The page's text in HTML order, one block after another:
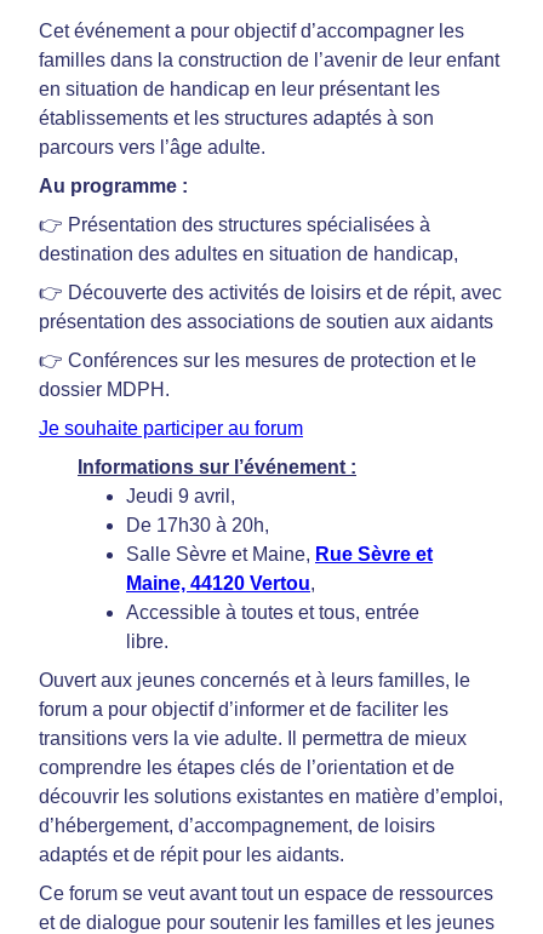
Cet événement a pour objectif d’accompagner les
familles dans la construction de l’avenir de leur enfant
en situation de handicap en leur présentant les
établissements et les structures adaptés à son
parcours vers l’âge adulte.
Au programme :
👉 Présentation des structures spécialisées à
destination des adultes en situation de handicap,
👉 Découverte des activités de loisirs et de répit, avec
présentation des associations de soutien aux aidants
👉 Conférences sur les mesures de protection et le
dossier MDPH.
Je souhaite participer au forum
Informations sur l’événement :
Jeudi 9 avril,
De 17h30 à 20h,
Salle Sèvre et Maine, Rue Sèvre et
Maine, 44120 Vertou,
Accessible à toutes et tous, entrée
libre.
Ouvert aux jeunes concernés et à leurs familles, le
forum a pour objectif d’informer et de faciliter les
transitions vers la vie adulte. Il permettra de mieux
comprendre les étapes clés de l’orientation et de
découvrir les solutions existantes en matière d’emploi,
d’hébergement, d’accompagnement, de loisirs
adaptés et de répit pour les aidants.
Ce forum se veut avant tout un espace de ressources
et de dialogue pour soutenir les familles et les jeunes